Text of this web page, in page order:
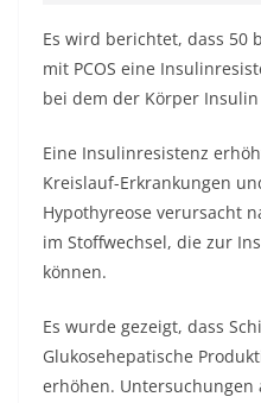
Es wird berichtet, dass 50
mit PCOS eine
bei dem der Körper
Eine Insulinresistenz
Kreislauf-Erkrankungen
Hypothyreose verursacht
im Stoffwechsel, die zur
können.
Es wurde gezeigt, dass
Glukosehepatische
erhöhen. Untersuchungen